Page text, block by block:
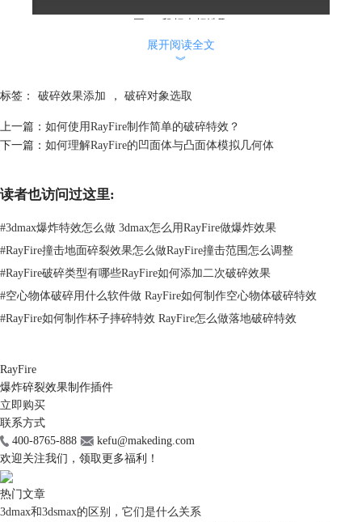
图2：鼠标光标选取
如图3所示，通过鼠标光标的框选，小编已经将长方体的所有碎片对象都
以只框选右下角的碎片范围，从而达到只选取右下角碎片的效果。
图3：完成碎片的选取
RayFire制作的碎片。如图4所示，当目标长方体完成了破碎效果的添加
后，3DS Max右上角的命令选择集中就会出现一个长方体碎片的集合名，
用户只要选中这个集合名，就可以实现快速选取目标长方体碎片的目的。
当然，如果RayFire创建了N个图形的破碎效果，该命令选择集也会相对应
地出现N个图形碎片的集合名。
展开阅读全文
︾
标签： 破碎效果添加 ， 破碎对象选取
上一篇： 如何使用RayFire制作简单的破碎特效？
下一篇： 如何理解RayFire的凹面体与凸面体模拟几何体
读者也访问过这里:
#3dmax爆炸特效怎么做 3dmax怎么用RayFire做爆炸效果
#RayFire撞击地面碎裂效果怎么做RayFire撞击范围怎么调整
#RayFire破碎类型有哪些RayFire如何添加二次破碎效果
#空心物体破碎用什么软件做 RayFire如何制作空心物体破碎特效
#RayFire如何制作杯子摔碎特效 RayFire怎么做落地破碎特效
RayFire
爆炸碎裂效果制作插件
立即购买
联系方式
400-8765-888
kefu@makeding.com
欢迎关注我们，领取更多福利！
热门文章
3dmax和3dsmax的区别，它们是什么关系